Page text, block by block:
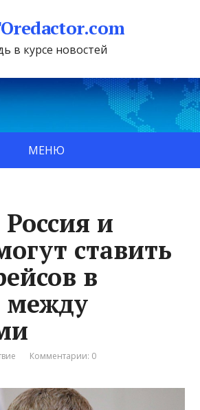
в курсе новостей
МЕНЮ
и
ставить
в
между
Комментарии: 0